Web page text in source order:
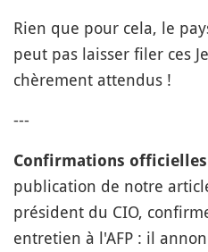
Rien que pour cela, le
peut pas laisser filer ces
chèrement attendus !
---
Confirmations officielles
publication de notre
président du CIO,
entretien à l'AFP : il